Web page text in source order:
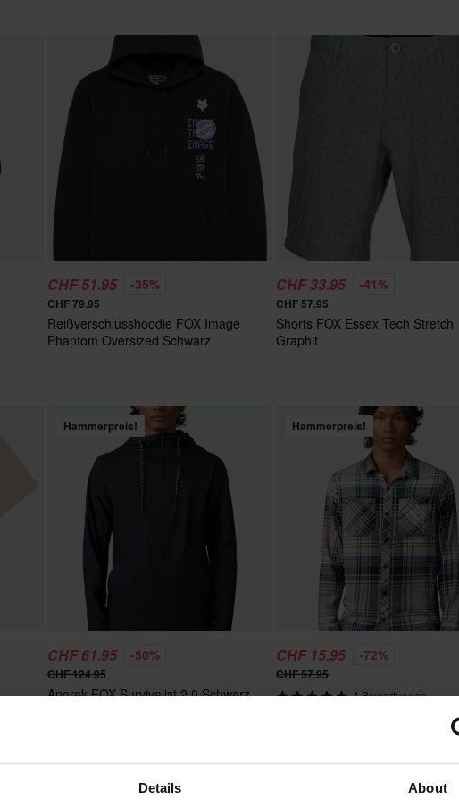
Details About
CHF 51.95 -35%
CHF 79.95
Reißverschlusshoodie FOX Image
Phantom Oversized Schwarz
CHF 33.95 -41%
CHF 57.95
Shorts FOX Essex Tech Stretch
Graphit
Hammerpreis!
CHF 61.95 -50%
CHF 124.95
Anorak FOX Survivalist 2.0 Schwarz
Hammerpreis!
CHF 15.95 -72%
CHF 57.95
4 Bewertungen
Arbeitshemd FOX Turnout Utility